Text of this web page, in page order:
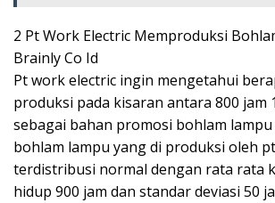
2 Pt Work Electric Memproduksi
Brainly Co Id
Pt work electric ingin mengetahui
produksi pada kisaran antara 800 jam
sebagai bahan promosi bohlam
bohlam lampu yang di produksi oleh
terdistribusi normal dengan rata rata
hidup 900 jam dan standar deviasi 50